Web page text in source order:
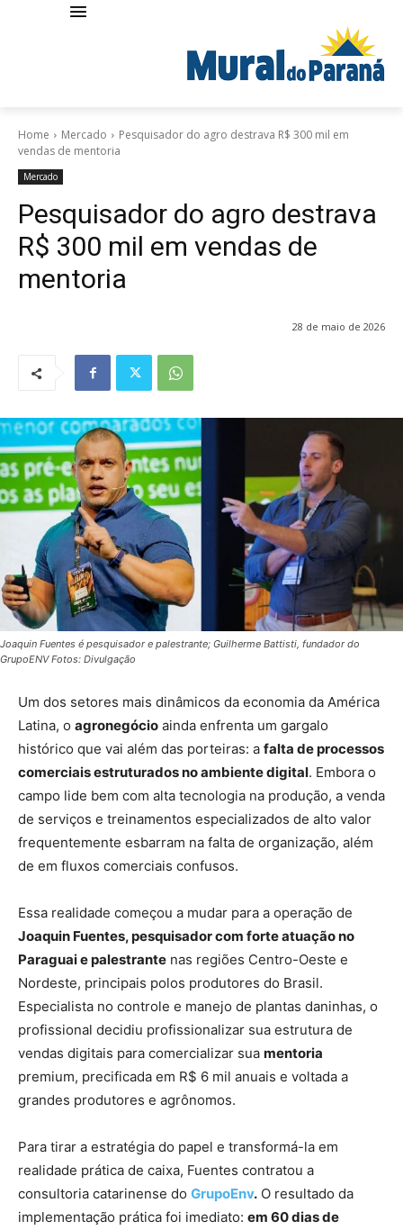
Home Mercado
Pesquisador do agro destrava R$ 300 mil em
vendas de mentoria
Mercado
Pesquisador do agro destrava
R$ 300 mil em vendas de
mentoria
28 de maio de 2026
Joaquin Fuentes é pesquisador e palestrante; Guilherme Battisti, fundador do
GrupoENV Fotos: Divulgação
Um dos setores mais dinâmicos da economia da América
Latina, o agronegócio ainda enfrenta um gargalo
histórico que vai além das porteiras: a falta de processos
comerciais estruturados no ambiente digital. Embora o
campo lide bem com alta tecnologia na produção, a venda
de serviços e treinamentos especializados de alto valor
frequentemente esbarram na falta de organização, além
de em fluxos comerciais confusos.
Essa realidade começou a mudar para a operação de
Joaquin Fuentes, pesquisador com forte atuação no
Paraguai e palestrante nas regiões Centro-Oeste e
Nordeste, principais polos produtores do Brasil.
Especialista no controle e manejo de plantas daninhas, o
profissional decidiu profissionalizar sua estrutura de
vendas digitais para comercializar sua mentoria
premium, precificada em R$ 6 mil anuais e voltada a
grandes produtores e agrônomos.
Para tirar a estratégia do papel e transformá-la em
realidade prática de caixa, Fuentes contratou a
consultoria catarinense do GrupoEnv. O resultado da
implementação prática foi imediato: em 60 dias de